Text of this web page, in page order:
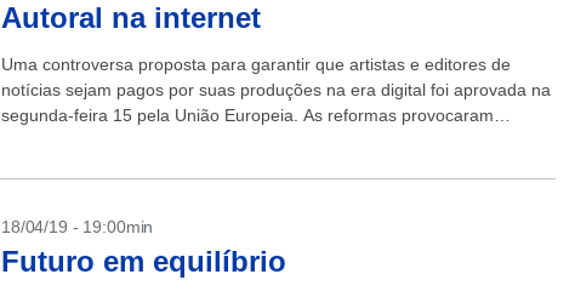
Autoral na internet
Uma controversa proposta para garantir que artistas e editores de
notícias sejam pagos por suas produções na era digital foi aprovada na
segunda-feira 15 pela União Europeia. As reformas provocaram
18/04/19 - 19:00min
Futuro em equilíbrio